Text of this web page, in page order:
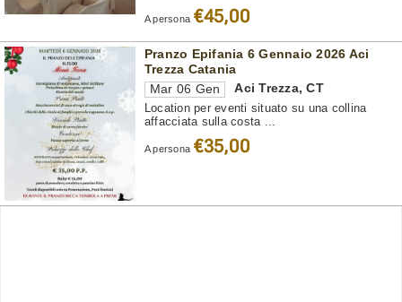
A persona €45,00
Pranzo Epifania 6 Gennaio 2026 Aci
Trezza Catania
Mar 06 Gen Aci Trezza,CT
Location per eventi situato su una collina
affacciata sulla costa ...
A persona €35,00